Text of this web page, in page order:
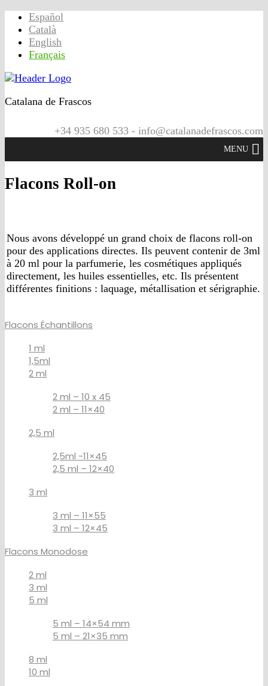
Español
Català
English
Français
Catalana de Frascos
+34 935 680 533 - info@catalanadefrascos.com
MENU
Flacons Roll-on
Nous avons développé un grand choix de flacons roll-on
pour des applications directes. Ils peuvent contenir de 3ml
à 20 ml pour la parfumerie, les cosmétiques appliqués
directement, les huiles essentielles, etc. Ils présentent
différentes finitions : laquage, métallisation et sérigraphie.
Flacons Échantillons
1 ml
1,5ml
2 ml
2 ml – 10 x 45
2 ml – 11×40
2,5 ml
2,5ml -11×45
2,5 ml – 12×40
3 ml
3 ml – 11×55
3 ml – 12×45
Flacons Monodose
2 ml
3 ml
5 ml
5 ml – 14×54 mm
5 ml – 21×35 mm
8 ml
10 ml